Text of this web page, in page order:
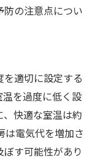
防の注意点につい
適切に設定する
を過度に低く設
快適な室温は約
電気代を増加さ
す可能性があり